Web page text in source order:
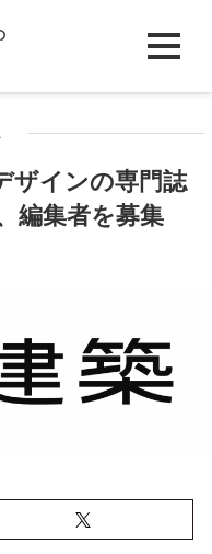
ザインの専門誌
編集者を募集